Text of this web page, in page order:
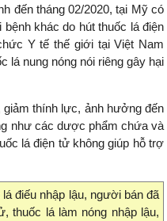
đến tháng 02/2020, tại Mỹ có
khác do hút thuốc lá điện
Y tế thế giới tại Việt Nam
lá nung nóng nói riêng gây hại
thính lực, ảnh hưởng đến
như các dược phẩm chứa và
lá điện tử không giúp hỗ trợ
điếu nhập lậu, người bán đã
thuốc lá làm nóng nhập lậu,